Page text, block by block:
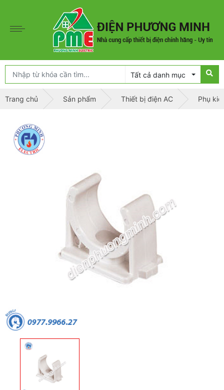
Tất cả danh mục
Trang chủ Sản phẩm Thiết bị điện AC Phụ